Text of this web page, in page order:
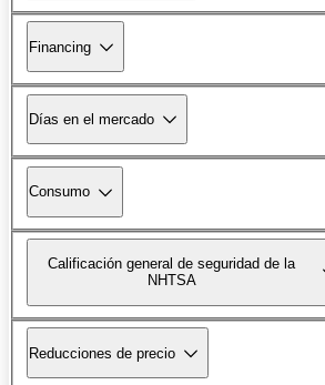
Financing
Días en el mercado
Consumo
Calificación general de seguridad de la
NHTSA
Reducciones de precio